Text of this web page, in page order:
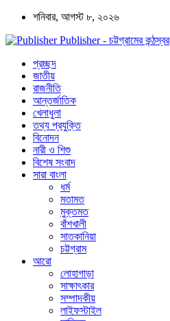
শনিবার, আগস্ট ৮, ২০২৬
Publisher - চট্টগ্রামের কন্ঠস্বর
প্রচ্ছদ
জাতীয়
রাজনীতি
আন্তর্জাতিক
খেলাধুলা
তথ্য প্রযুক্তি
বিনোদন
নারী ও শিশু
বিশেষ সংবাদ
সারা বাংলা
ধর্ম
মতামত
মুক্তমত
বাঁশখালী
সাতকানিয়া
চট্টগ্রাম
আরো
লোহাগাড়া
সাক্ষাৎকার
সম্পাদকীয়
লাইফস্টাইল